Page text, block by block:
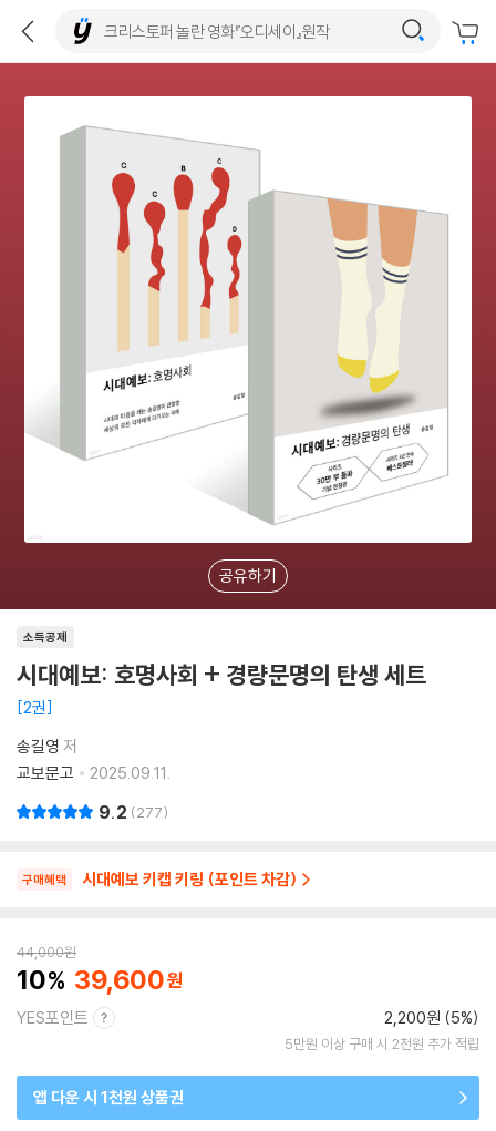
공유하기
소득공제
시대예보: 호명사회 + 경량문명의 탄생 세트
2권
송길영 저
교보문고
2025.09.11.
9.2 277
구매혜택 시대예보 키캡 키링 (포인트 차감)
44,000원
10 39,600
YES포인트 2,200원 (5%)
5만원 이상 구매 시 2천원 추가 적립
앱 다운 시 1천원 상품권